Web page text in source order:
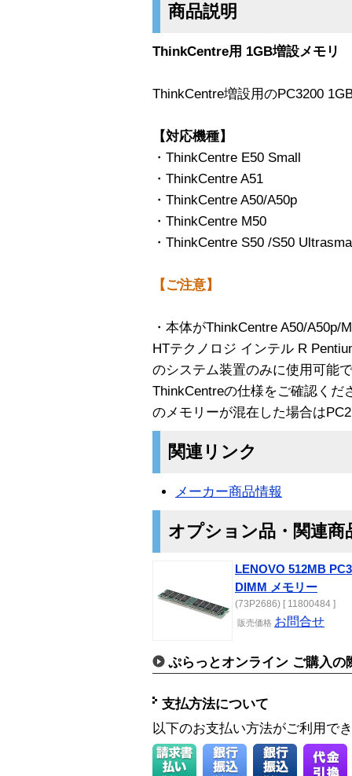
商品説明
ThinkCentre用 1GB増設メモリ
ThinkCentre増設用のPC3200
【対応機種】
・ThinkCentre E50 Small
・ThinkCentre A51
・ThinkCentre A50/A50p
・ThinkCentre M50
・ThinkCentre S50 /S50
【ご注意】
・本体がThinkCentre A50/A50p/
HTテクノロジ インテル R
のシステム装置のみに使用可能
ThinkCentreの仕様をご確認くだ
のメモリーが混在した場合は
関連リンク
メーカー商品情報
オプション品・関連商
LENOVO 512MB
DIMM メモリー
(73P2686) [ 11800484 ]
販売価格 お問合せ
ぷらっとオンライン ご購入の
支払方法について
以下のお支払い方法がご利用で